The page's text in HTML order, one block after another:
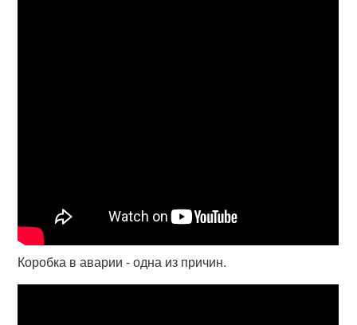
Коробка в аварии - одна из причин.